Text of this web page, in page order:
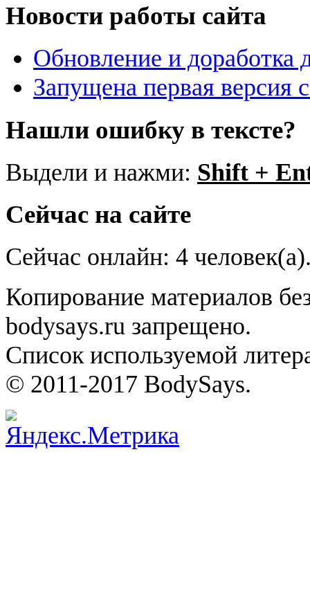
Новости работы сайта
Обновление и доработка
Запущена первая версия
Нашли ошибку в тексте?
Выдели и нажми: Shift +
Сейчас на сайте
Сейчас онлайн: 4
Копирование материалов
bodysays.ru запрещено.
Список используемой
© 2011-2017 BodySays.